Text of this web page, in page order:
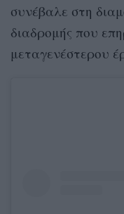
συνέβαλε στη
διαδρομής που
μεταγενέστερου